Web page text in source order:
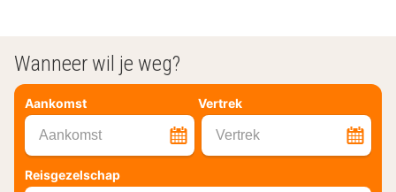
Wanneer wil je weg?
Aankomst Vertrek
Aankomst Vertrek
Reisgezelschap